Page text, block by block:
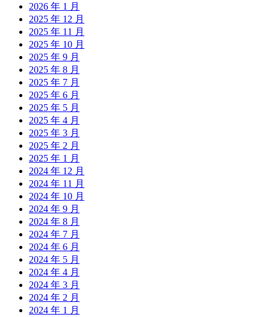
2026 年 1 月
2025 年 12 月
2025 年 11 月
2025 年 10 月
2025 年 9 月
2025 年 8 月
2025 年 7 月
2025 年 6 月
2025 年 5 月
2025 年 4 月
2025 年 3 月
2025 年 2 月
2025 年 1 月
2024 年 12 月
2024 年 11 月
2024 年 10 月
2024 年 9 月
2024 年 8 月
2024 年 7 月
2024 年 6 月
2024 年 5 月
2024 年 4 月
2024 年 3 月
2024 年 2 月
2024 年 1 月